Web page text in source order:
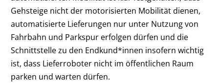
Gehsteige nicht der motorisierten Mobilität dienen,
automatisierte Lieferungen nur unter Nutzung von
Fahrbahn und Parkspur erfolgen dürfen und die
Schnittstelle zu den Endkund*innen insofern wichtig
ist, dass Lieferroboter nicht im öffentlichen Raum
parken und warten dürfen.